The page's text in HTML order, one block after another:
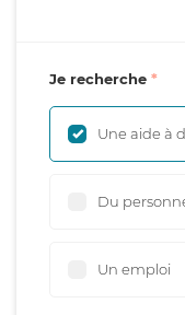
Je recherche
Une aide à
Du
Un emploi